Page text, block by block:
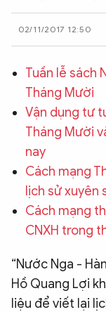
CÔNG NGHỆ
QUỐC TẾ
VĂN HÓA - THỂ
BẠN ĐỌC & CAND
ĐA PHƯƠNG TIỆN
eMagazine
Infographic
Chuyên trang An ninh
02/11/2017 12:50
Tuần lễ sách
Tháng Mười
Vận dụng tư
Tháng Mười
nay
Cách mạng
lịch sử xuyên
Cách mạng
CNXH trong
“Nước Nga -
Hồ Quang Lợi
liệu để viết lại